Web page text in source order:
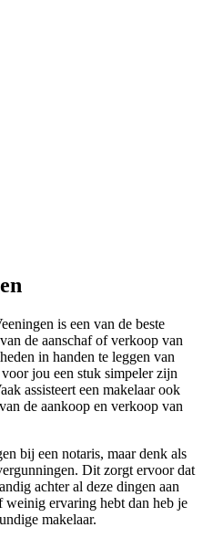
is een van de beste
de aanschaf of verkoop van
in handen te leggen van
jou een stuk simpeler zijn
assisteert een makelaar ook
de aankoop en verkoop van
bij een notaris, maar denk als
Dit zorgt ervoor dat
achter al deze dingen aan
ervaring hebt dan heb je
makelaar.